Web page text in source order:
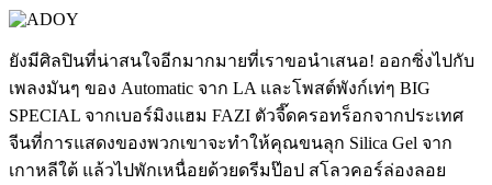
ยังมีศิลปินที่น่าสนใจอีกมากมายที่เราขอนำเสนอ! ออกซิ่งไปกับ
เพลงมันๆ ของ Automatic จาก LA และโพสต์พังก์เท่ๆ BIG
SPECIAL จากเบอร์มิงแฮม FAZI ตัวจี๊ดครอทร็อกจากประเทศ
จีนที่การแสดงของพวกเขาจะทำให้คุณขนลุก Silica Gel จาก
เกาหลีใต้ แล้วไปพักเหนื่อยด้วยดรีมป๊อป สโลวคอร์ล่องลอย